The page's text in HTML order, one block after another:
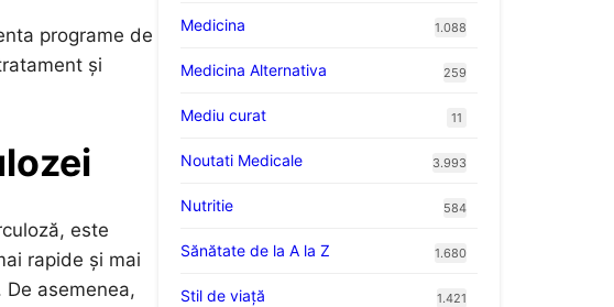
programe de
și
este
rapide și mai
asemenea,
Medicina 1.088
Medicina Alternativa 259
Mediu curat 11
Noutati Medicale 3.993
Nutritie 584
Sănătate de la A la Z 1.680
Stil de viaţă 1.421